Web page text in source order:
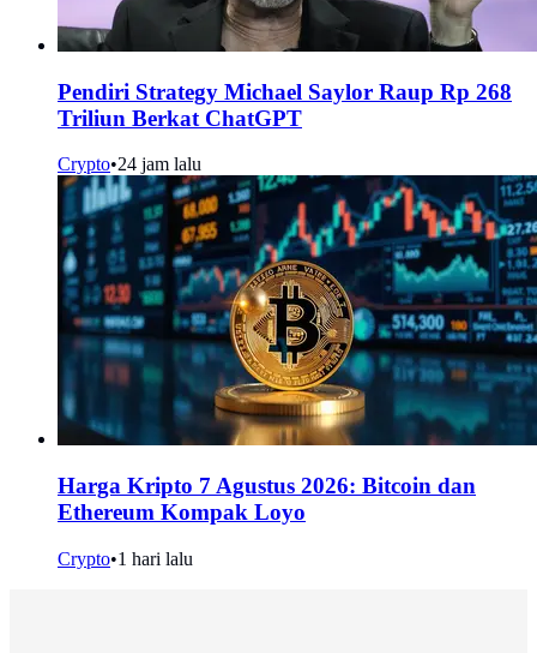
Pendiri Strategy Michael Saylor Raup Rp 268
Triliun Berkat ChatGPT
Crypto•24 jam lalu
Harga Kripto 7 Agustus 2026: Bitcoin dan
Ethereum Kompak Loyo
Crypto•1 hari lalu